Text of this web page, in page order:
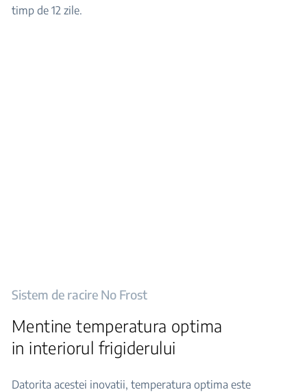
timp de 12 zile.
Sistem de racire No Frost
Mentine temperatura optima
in interiorul frigiderului
Datorita acestei inovatii, temperatura optima este